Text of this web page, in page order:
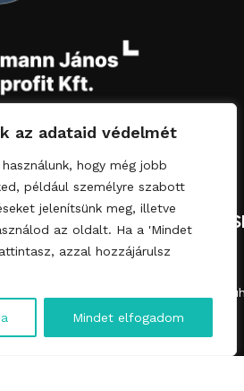
az adataid védelmét
hogy még jobb
például személyre szabott
jelenítsünk meg, illetve
az oldalt. Ha a 'Mindet
azzal hozzájárulsz
Mindet elfogadom
JOGI
MEGFELELÉS
Adatkezelési
+36-70-584-
3527